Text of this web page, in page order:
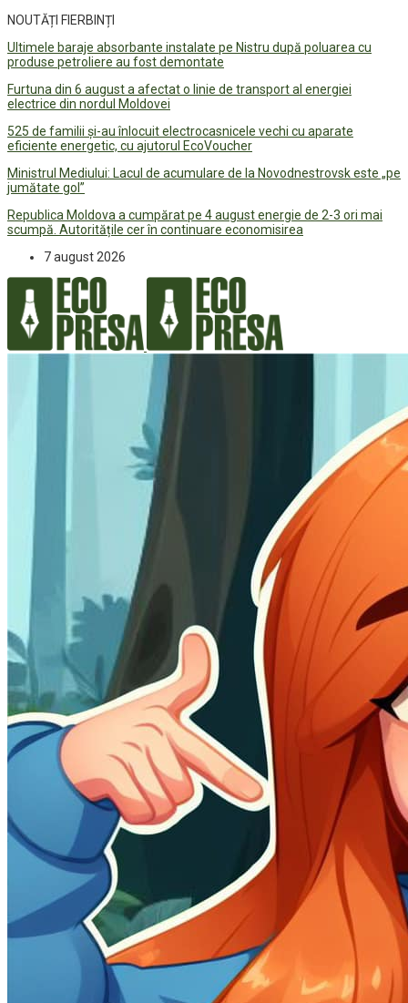
NOUTĂȚI FIERBINȚI
Ultimele baraje absorbante instalate pe Nistru după poluarea cu
produse petroliere au fost demontate
Furtuna din 6 august a afectat o linie de transport al energiei
electrice din nordul Moldovei
525 de familii și-au înlocuit electrocasnicele vechi cu aparate
eficiente energetic, cu ajutorul EcoVoucher
Ministrul Mediului: Lacul de acumulare de la Novodnestrovsk este „pe
jumătate gol”
Republica Moldova a cumpărat pe 4 august energie de 2-3 ori mai
scumpă. Autoritățile cer în continuare economisirea
7 august 2026